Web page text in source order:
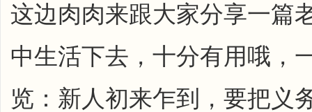
这边肉肉来跟大家分享一篇
中生活下去，十分有用哦，
览：新人初来乍到，要把义